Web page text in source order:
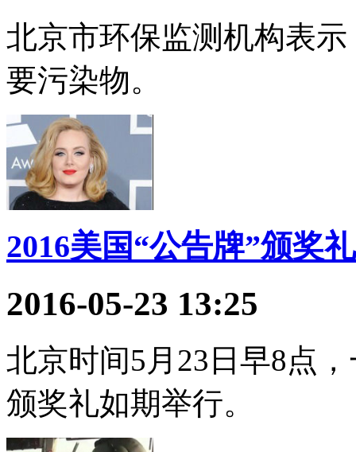
北京市环保监测机构表
要污染物。
2016美国“公告牌”颁奖礼
2016-05-23 13:25
北京时间5月23日早8点
颁奖礼如期举行。